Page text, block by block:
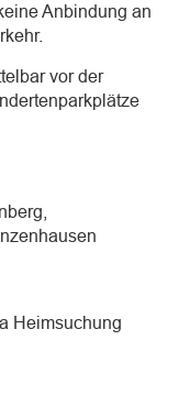
Anbindung an
vor der
Heimsuchung